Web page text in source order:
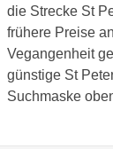
die Strecke St
frühere Preise
Vegangenheit
günstige St
Suchmaske